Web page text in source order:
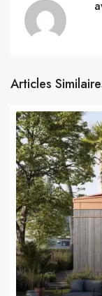
Articles